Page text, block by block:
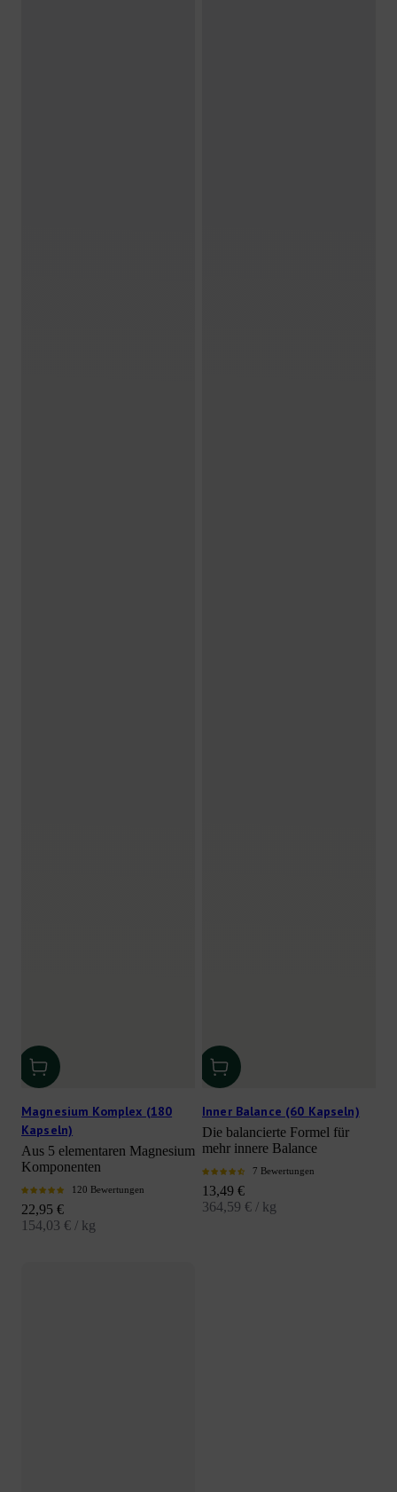
Magnesium Komplex (180
Kapseln)
Aus 5 elementaren Magnesium
Komponenten
120 Bewertungen
Angebot
22,95 €
154,03 € / kg
Inner Balance (60 Kapseln)
Die balancierte Formel für
mehr innere Balance
7 Bewertungen
Angebot
13,49 €
364,59 € / kg